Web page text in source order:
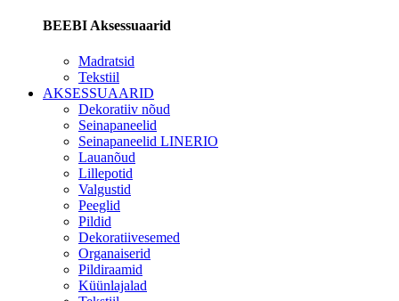
BEEBI Aksessuaarid
Madratsid
Tekstiil
AKSESSUAARID
Dekoratiiv nõud
Seinapaneelid
Seinapaneelid LINERIO
Lauanõud
Lillepotid
Valgustid
Peeglid
Pildid
Dekoratiivesemed
Organaiserid
Pildiraamid
Küünlajalad